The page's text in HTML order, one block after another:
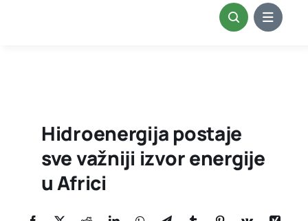
Hidroenergija postaje
sve važniji izvor energije
u Africi